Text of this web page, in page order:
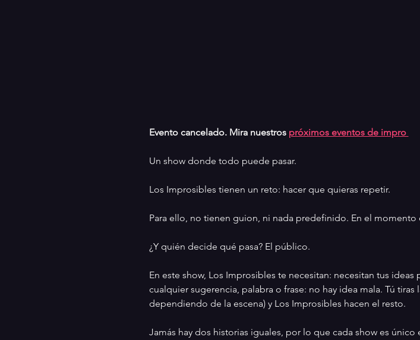
Evento cancelado. Mira nuestros próximos eventos de impro
Un show donde todo puede pasar.
Los Improsibles tienen un reto: hacer que quieras repetir.
Para ello, no tienen guion, ni nada predefinido. En el
¿Y quién decide qué pasa? El público.
En este show, Los Improsibles te necesitan: necesitan tus
cualquier sugerencia, palabra o frase: no hay idea mala. Tú tiras
dependiendo de la escena) y Los Improsibles hacen el resto.
Jamás hay dos historias iguales, por lo que cada show es